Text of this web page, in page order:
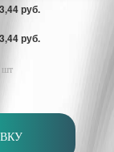
руб.
руб.
шт